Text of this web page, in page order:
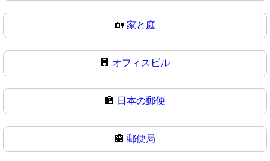
🏡 家と庭
🏢 オフィスビル
🏣 日本の郵便
🏤 郵便局